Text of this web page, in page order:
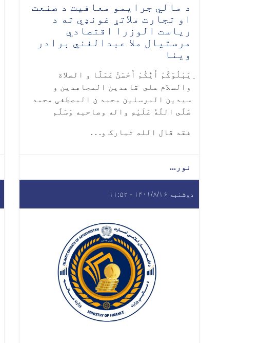
د مالي جرایمو معافیت د صنعت
او تجارت ملاتړ غونډي ته د
ریاست الوزرا اقتصادي
مرستیال ملا عبدالغني برادر
وینا
ِیَبْلُوَكُمْ أَیُّكُمْ أَحْسَنُ عَمَلًا
و الصلاة
والسلام على قاعدین المجاهدین و
سیدین المرسلین محمد ن المصطفی محمد
صَلَّى اللَّهُ عَلَيْهِ واله وصاحبه وَسَلَّم
فقد قال الله تبارک و. . .
نور...
دوشنبه ۱۴۰۱/۸/۱۶ - ۱۱:۵۲